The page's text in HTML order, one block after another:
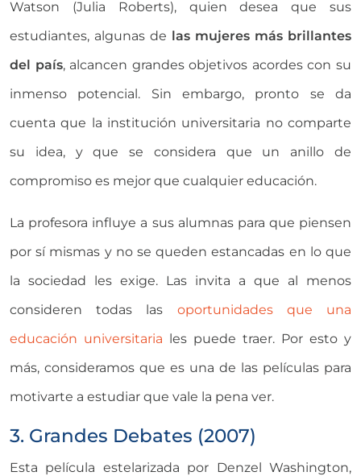
Watson (Julia Roberts), quien desea que sus
estudiantes, algunas de las mujeres más brillantes
del país, alcancen grandes objetivos acordes con su
inmenso potencial. Sin embargo, pronto se da
cuenta que la institución universitaria no comparte
su idea, y que se considera que un anillo de
compromiso es mejor que cualquier educación.
La profesora influye a sus alumnas para que piensen
por sí mismas y no se queden estancadas en lo que
la sociedad les exige. Las invita a que al menos
consideren todas las oportunidades que una
educación universitaria les puede traer. Por esto y
más, consideramos que es una de las películas para
motivarte a estudiar que vale la pena ver.
3. Grandes Debates (2007)
Esta película estelarizada por Denzel Washington,